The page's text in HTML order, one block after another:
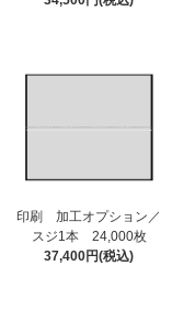
印刷 加工オプション／
スジ1本 24,000枚
37,400円(税込)